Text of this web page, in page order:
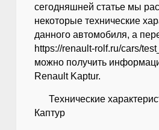
сегодняшней статье мы
некоторые технические
данного автомобиля, а
https://renault-rolf.ru/cars/
можно получить
Renault Kaptur.
Технические
Каптур